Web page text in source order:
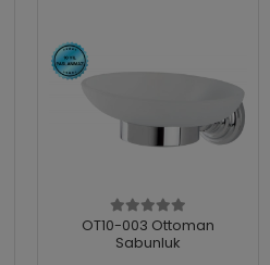
OT10-003 Ottoman
Sabunluk